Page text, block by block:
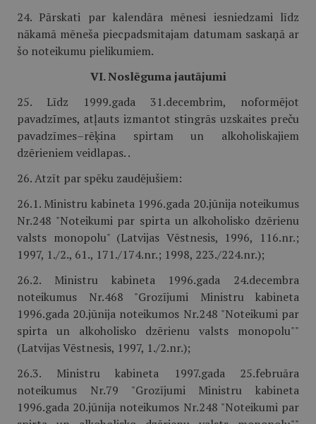
24. Pārskati par kalendāra mēnesi iesniedzami līdz
nākamā mēneša piecpadsmitajam datumam saskaņā ar
šo noteikumu pielikumiem.
VI. Noslēguma jautājumi
25. Līdz 1999.gada 31.decembrim, noformējot
pavadzīmes, atļauts izmantot stingrās uzskaites preču
pavadzīmes–rēķina spirtam un alkoholiskajiem
dzērieniem veidlapas. .
26. Atzīt par spēku zaudējušiem:
26.1. Ministru kabineta 1996.gada 20.jūnija noteikumus
Nr.248 "Noteikumi par spirta un alkoholisko dzērienu
valsts monopolu" (Latvijas Vēstnesis, 1996, 116.nr.;
1997, 1./2., 61., 171./174.nr.; 1998, 223./224.nr.);
26.2. Ministru kabineta 1996.gada 24.decembra
noteikumus Nr.468 "Grozījumi Ministru kabineta
1996.gada 20.jūnija noteikumos Nr.248 "Noteikumi par
spirta un alkoholisko dzērienu valsts monopolu""
(Latvijas Vēstnesis, 1997, 1./2.nr.);
26.3. Ministru kabineta 1997.gada 25.februāra
noteikumus Nr.79 "Grozījumi Ministru kabineta
1996.gada 20.jūnija noteikumos Nr.248 "Noteikumi par